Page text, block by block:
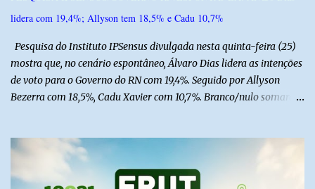
lideranças da Assembleia de Deus no Rio Grande do Norte. A
Assembleia de Deus possui uma das maiores estruturas religiosas
lidera com 19,4%; Allyson tem 18,5% e Cadu 10,7%
Pesquisa do Instituto IPSensus divulgada nesta quinta-feira (25)
mostra que, no cenário espontâneo, Álvaro Dias lidera as intenções
de voto para o Governo do RN com 19,4%. Seguido por Allyson
Bezerra com 18,5%, Cadu Xavier com 10,7%. Branco/nulo somaram
do Norte entre os dias 18 e 22 de junho de 2026. O levantamento
possui margem de erro de 2,5 pontos percentuais e nível de
confiança de 95%. Registro no TSE: RN-09520/2026